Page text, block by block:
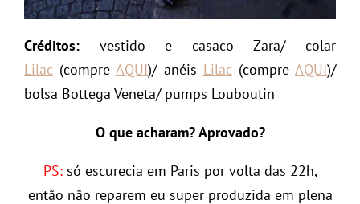
Créditos: vestido e casaco Zara/ colar
Lilac (compreAQUI)/ anéis Lilac(compreAQUI)/
bolsa Bottega Veneta/ pumps Louboutin
O que acharam? Aprovado?
PS:só escurecia em Paris por volta das 22h,
então não reparem eu super produzida em plena